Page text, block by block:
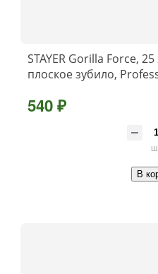
STAYER Gorilla Force,
плоское зубило,
540 ₽
В